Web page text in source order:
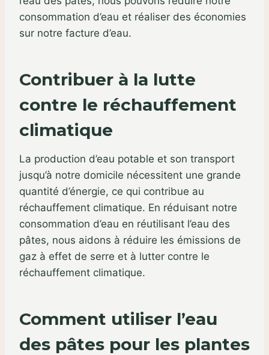
consommation d’eau et réaliser des économies
sur notre facture d’eau.
Contribuer à la lutte
contre le réchauffement
climatique
La production d’eau potable et son transport
jusqu’à notre domicile nécessitent une grande
quantité d’énergie, ce qui contribue au
réchauffement climatique. En réduisant notre
consommation d’eau en réutilisant l’eau des
pâtes, nous aidons à réduire les émissions de
gaz à effet de serre et à lutter contre le
réchauffement climatique.
Comment utiliser l’eau
des pâtes pour les plantes